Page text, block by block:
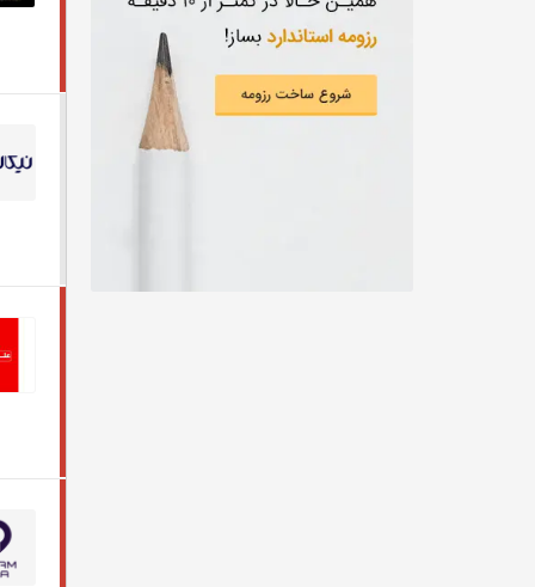
مهندسی نساجی، طراحی پارچه و لباس
CEO
مهندسی کشاورزی
از دويست ميليون تومان
از سيصد ميليون تومان
از چهارصد ميليون تومان
از پانصد ميليون تومان